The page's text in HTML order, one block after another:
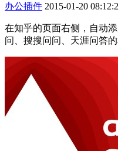
办公插件 2015-01-20
在知乎的页面右侧，自动
问、搜搜问问、天涯问答的